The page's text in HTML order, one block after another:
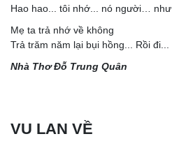
Hao hao... tôi nhớ... nó người… như
Mẹ ta trả nhớ về không
Trả trăm năm lại bụi hồng... Rồi đi...
Nhà Thơ Đỗ Trung Quân
VU LAN VỀ